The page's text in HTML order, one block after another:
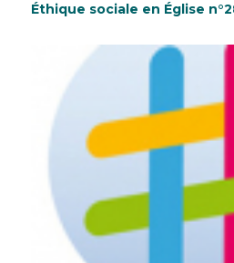
Éthique sociale en Église